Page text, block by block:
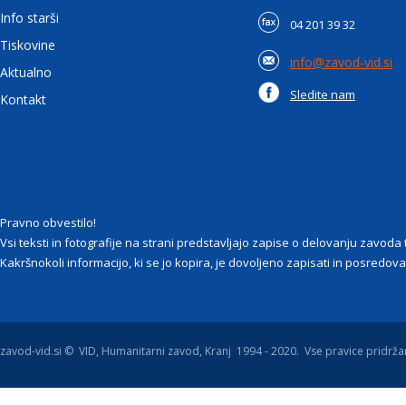
Info starši
Tiskovine
Aktualno
Kontakt
04 201 39 32
info@zavod-vid.si
Sledite nam
Pravno obvestilo!
Vsi teksti in fotografije na strani predstavljajo zapise o delovanju
Kakršnokoli informacijo, ki se jo kopira, je dovoljeno zapisati in
zavod-vid.si © VID, Humanitarni zavod, Kranj 1994 - 2020. Vse pravice